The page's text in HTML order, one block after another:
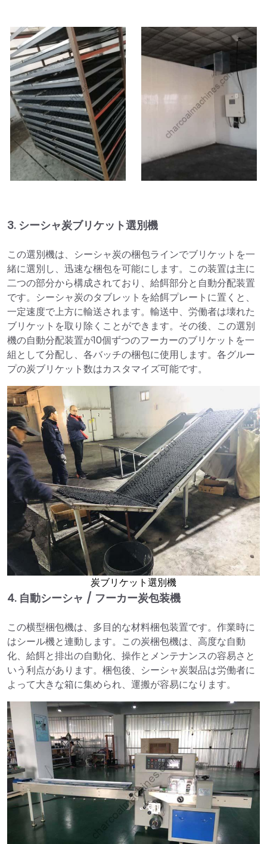
3. シーシャ炭ブリケット選別機
この選別機は、シーシャ炭の梱包ラインでブリケットを一
緒に選別し、迅速な梱包を可能にします。この装置は主に
二つの部分から構成されており、給餌部分と自動分配装置
です。シーシャ炭のタブレットを給餌プレートに置くと、
一定速度で上方に輸送されます。輸送中、労働者は壊れた
ブリケットを取り除くことができます。その後、この選別
機の自動分配装置が10個ずつのフーカーのブリケットを一
組として分配し、各バッチの梱包に使用します。各グルー
プの炭ブリケット数はカスタマイズ可能です。
炭ブリケット選別機
4. 自動シーシャ / フーカー炭包装機
この横型梱包機は、多目的な材料梱包装置です。作業時に
はシール機と連動します。この炭梱包機は、高度な自動
化、給餌と排出の自動化、操作とメンテナンスの容易さと
いう利点があります。梱包後、シーシャ炭製品は労働者に
よって大きな箱に集められ、運搬が容易になります。